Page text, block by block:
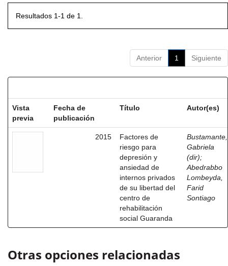
Resultados 1-1 de 1.
Anterior 1 Siguiente
Vista
previa
Fecha de
publicación
Título Autor(es)
2015
Factores de
riesgo para
depresión y
ansiedad de
internos privados
de su libertad del
centro de
rehabilitación
social Guaranda
Bustamante,
Gabriela
(dir);
Abedrabbo
Lombeyda,
Farid
Sontiago
Otras opciones relacionadas